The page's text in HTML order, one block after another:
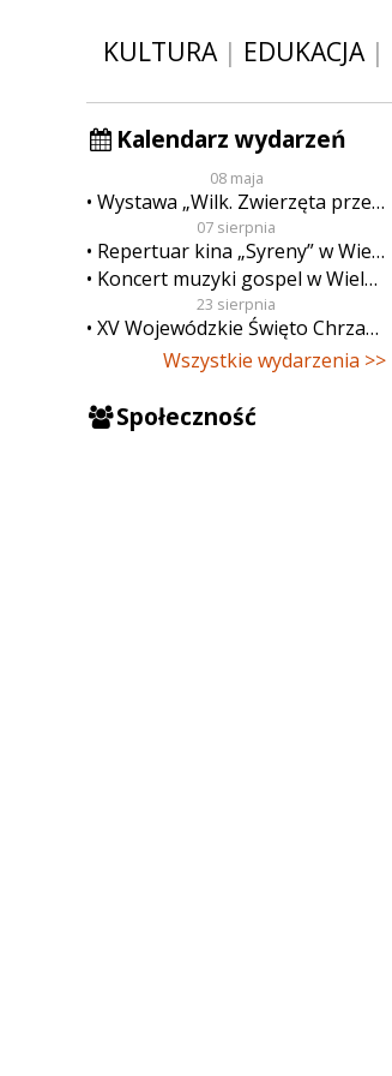
KULTURA| EDUKACJA|
Kalendarz wydarzeń
08 maja
Wystawa „Wilk. Zwierzęta przeklęte”
07 sierpnia
Repertuar kina „Syreny” w Wieluniu w dn. od 7 do 13 sierpnia
Koncert muzyki gospel w Wieluniu
23 sierpnia
XV Wojewódzkie Święto Chrzanu
Wszystkie wydarzenia >>
Społeczność